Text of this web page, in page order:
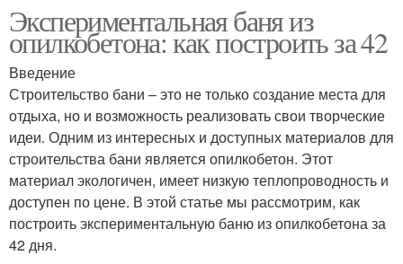
Экспериментальная баня из
опилкобетона: как построить за 42
Введение
Строительство бани – это не только создание места для
отдыха, но и возможность реализовать свои творческие
идеи. Одним из интересных и доступных материалов для
строительства бани является опилкобетон. Этот
материал экологичен, имеет низкую теплопроводность и
доступен по цене. В этой статье мы рассмотрим, как
построить экспериментальную баню из опилкобетона за
42 дня.